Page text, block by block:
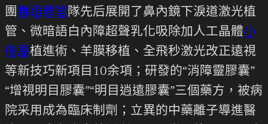
團舞蹈教室 隊先后展開了鼻內鏡下淚道激光植
管、微暗語白內障超聲乳化吸除加人工晶體小
樹屋植進術、羊膜移植、全飛秒激光改正遠視
等新技巧新項目10余項；研發的“消障靈膠囊”
“增視明目膠囊”“明目逍遠膠囊”三個藥方，被病
院采用成為臨床制劑；立異的中藥離子導進醫